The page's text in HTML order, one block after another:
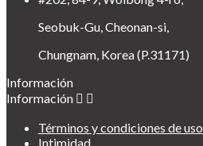
Seobuk-Gu, Cheonan-si,
Chungnam, Korea (P.31171)
Información
Información  
Términos y condiciones de uso
Intimidad